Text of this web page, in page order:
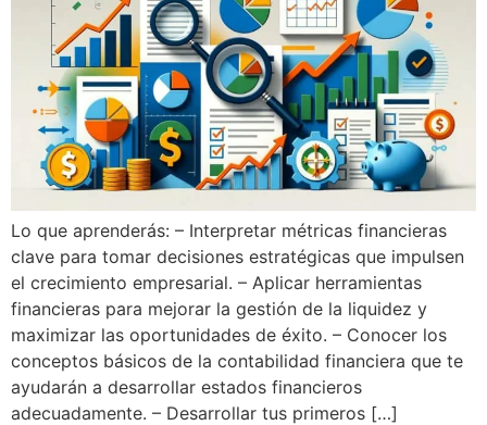
Lo que aprenderás: – Interpretar métricas financieras
clave para tomar decisiones estratégicas que impulsen
el crecimiento empresarial. – Aplicar herramientas
financieras para mejorar la gestión de la liquidez y
maximizar las oportunidades de éxito. – Conocer los
conceptos básicos de la contabilidad financiera que te
ayudarán a desarrollar estados financieros
adecuadamente. – Desarrollar tus primeros […]